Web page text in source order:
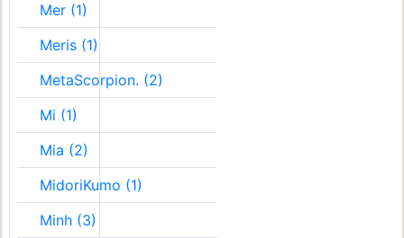
Mer (1)
Meris (1)
MetaScorpion. (2)
Mi (1)
Mia (2)
MidoriKumo (1)
Minh (3)